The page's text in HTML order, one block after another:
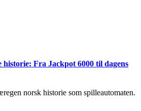
historie: Fra Jackpot 6000 til dagens
norsk historie som spilleautomaten.